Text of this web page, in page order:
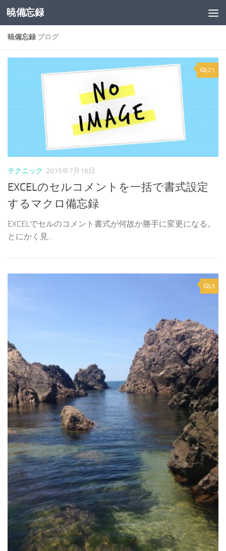
コンテンツへスキップ
暁備忘録
暁備忘録 ブログ
21
テクニック 2015年7月16日
EXCELのセルコメントを一括で書式設定
するマクロ備忘録
EXCELでセルのコメント書式が何故か勝手に変更になる。
とにかく見...
3